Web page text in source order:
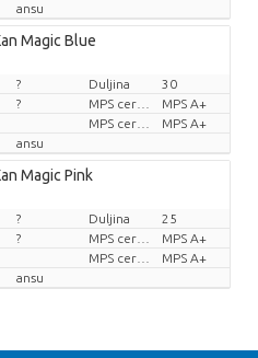
ansu
Magic Blue
komadu
? Duljina
30
?
MPS A+
MPS A+
ansu
Magic Pink
komadu
? Duljina
25
?
MPS A+
MPS A+
ansu